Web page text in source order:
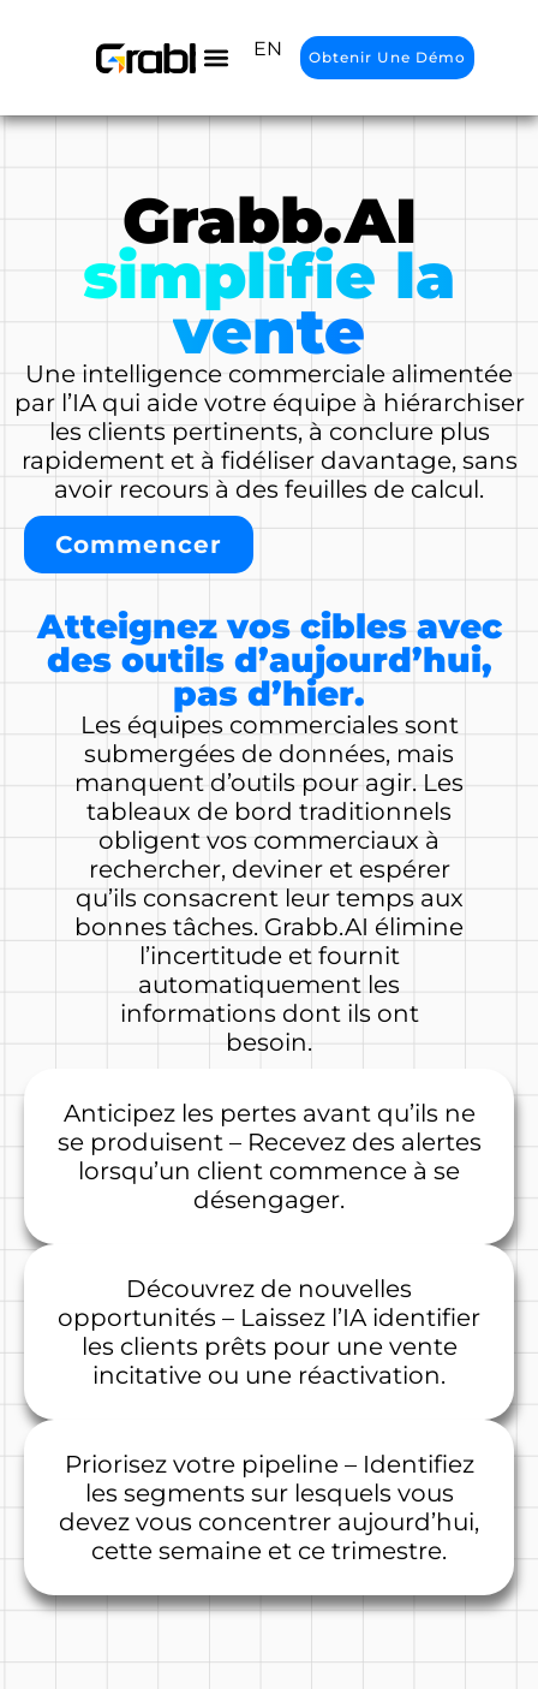
EN Obtenir Une Démo
Grabb.AI
simplifie la
vente
Une intelligence commerciale alimentée
par l’IA qui aide votre équipe à hiérarchiser
les clients pertinents, à conclure plus
rapidement et à fidéliser davantage, sans
avoir recours à des feuilles de calcul.
Commencer
Atteignez vos cibles avec
des outils d’aujourd’hui,
pas d’hier.
Les équipes commerciales sont
submergées de données, mais
manquent d’outils pour agir. Les
tableaux de bord traditionnels
obligent vos commerciaux à
rechercher, deviner et espérer
qu’ils consacrent leur temps aux
bonnes tâches. Grabb.AI élimine
l’incertitude et fournit
automatiquement les
informations dont ils ont
besoin.
Anticipez les pertes avant qu’ils ne
se produisent – Recevez des alertes
lorsqu’un client commence à se
désengager.
Découvrez de nouvelles
opportunités – Laissez l’IA identifier
les clients prêts pour une vente
incitative ou une réactivation.
Priorisez votre pipeline – Identifiez
les segments sur lesquels vous
devez vous concentrer aujourd’hui,
cette semaine et ce trimestre.